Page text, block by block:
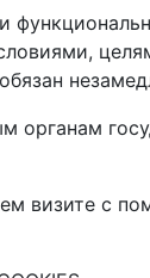
органам
визите с